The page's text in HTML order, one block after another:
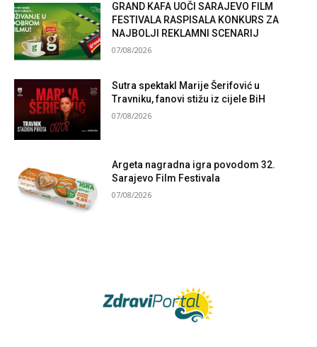
GRAND KAFA UOČI SARAJEVO FILM
FESTIVALA RASPISALA KONKURS ZA
NAJBOLJI REKLAMNI SCENARIJ
07/08/2026
Sutra spektakl Marije Šerifović u
Travniku, fanovi stižu iz cijele BiH
07/08/2026
Argeta nagradna igra povodom 32.
Sarajevo Film Festivala
07/08/2026